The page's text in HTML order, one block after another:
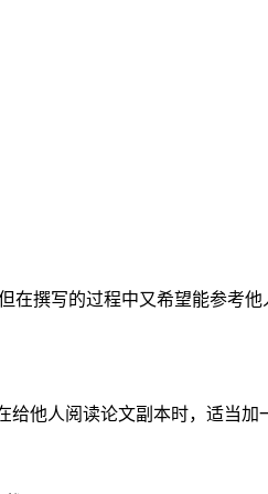
撰写的过程中又希望能参考
他人阅读论文副本时，适当加